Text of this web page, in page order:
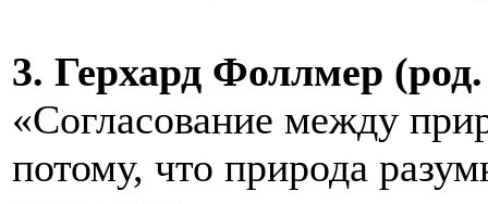
3. Герхард Фоллмер
«Согласование между
потому, что природа